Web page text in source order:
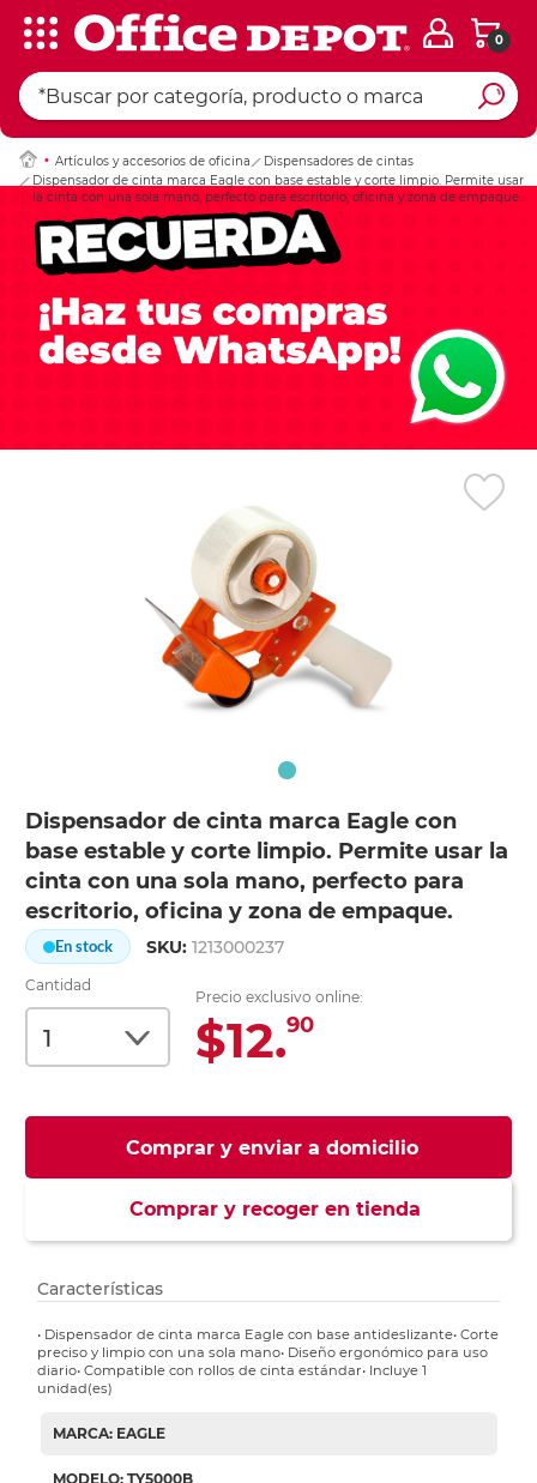
0
Artículos y accesorios de oficina
Dispensadores de cintas
Dispensador de cinta marca Eagle con base estable y corte limpio. Permite usar
la cinta con una sola mano, perfecto para escritorio, oficina y zona de empaque.
Dispensador de cinta marca Eagle con
base estable y corte limpio. Permite usar la
cinta con una sola mano, perfecto para
escritorio, oficina y zona de empaque.
En stock SKU:1213000237
Cantidad
Precio exclusivo online:
$12.90
Comprar y enviar a domicilio
Comprar y recoger en tienda
Ingresar Codigo
Características
• Dispensador de cinta marca Eagle con base antideslizante• Corte
preciso y limpio con una sola mano• Diseño ergonómico para uso
diario• Compatible con rollos de cinta estándar• Incluye 1
unidad(es)
MARCA: EAGLE
MODELO: TY5000B